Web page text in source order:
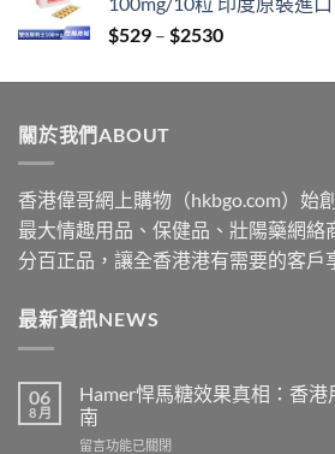
through
$2229
$529 – $2530Price
$529
關於我們ABOUT
香港偉哥網上購物（hkbgo.com）始
最大情趣用品、保健品、壯陽藥網絡
分百正品，讓全香港港有需要的客戶
最新資訊NEWS
06
8 月
Hamer悍馬糖效果真相：香
南
在
留言功能已關閉